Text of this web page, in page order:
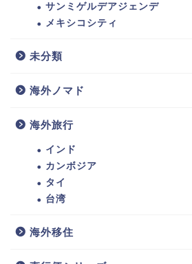
サンミゲルデアジェンデ
メキシコシティ
未分類
海外ノマド
海外旅行
インド
カンボジア
タイ
台湾
海外移住